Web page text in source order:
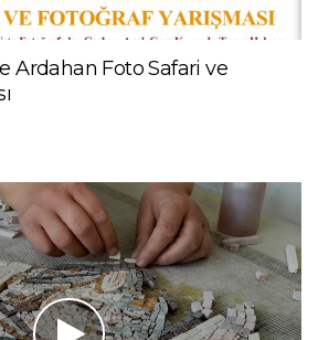
Ardahan Foto Safari ve